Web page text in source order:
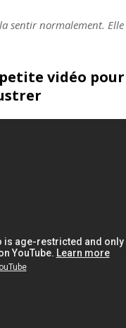
sentir normalement.
vidéo pour